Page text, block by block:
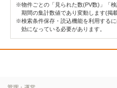
※物件ごとの「見られた数(PV数)」「
期間の集計数値であり変動します(掲
※検索条件保存・読込機能を利用する
効になっている必要があります。